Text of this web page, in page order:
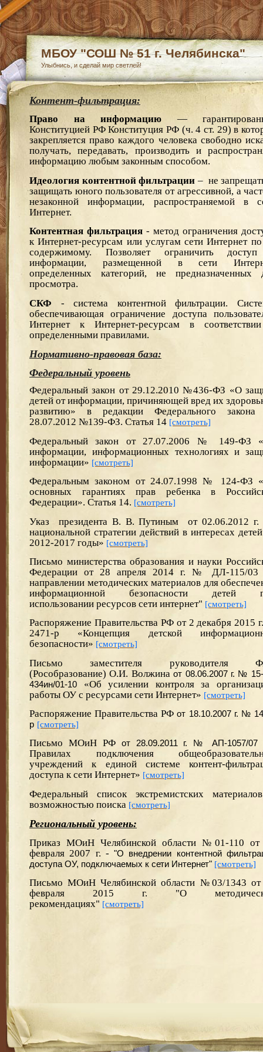
МБОУ "СОШ № 51 г. Челябинска"
Улыбнись, и сделай мир светлей!
Контент-фильтрация:
Право на информацию —
Конституцией РФ Конституция РФ (ч. 4 ст. 29) в
закрепляется право каждого человека свободно
получать, передавать, производить и
информацию любым законным способом.
Идеология контентной фильтрации – не
защищать юного пользователя от агрессивной, а
незаконной информации, распространяемой в
Интернет.
Контентная фильтрация - метод ограничения
к Интернет-ресурсам или услугам сети Интернет
содержимому. Позволяет ограничить
информации, размещенной в сети
определенных категорий, не предназначенных
просмотра.
СКФ - система контентной фильтрации. Сис
обеспечивающая ограничение доступа
Интернет к Интернет-ресурсам в
определенными правилами.
Нормативно-правовая база:
Федеральный уровень
Федеральный закон от 29.12.2010 №436-ФЗ «О
детей от информации, причиняющей вред их
развитию» в редакции Федерального закона
28.07.2012 №139-ФЗ. Статья 14 [смотреть]
Федеральный закон от 27.07.2006 № 149-ФЗ
информации, информационных технологиях и
информации» [смотреть]
Федеральным законом от 24.07.1998 № 124-ФЗ
основных гарантиях прав ребенка в
Федерации». Статья 14. [смотреть]
Указ президента В. В. Путиным от 02.06.2012
национальной стратегии действий в интересах
2012-2017 годы» [смотреть]
Письмо министерства образования и науки
Федерации от 28 апреля 2014 г. № ДЛ-115/
направлении методических материалов для
информационной безопасности детей
использовании ресурсов сети интернет" [смотреть]
Распоряжение Правительства РФ от 2 декабря 2015
2471-р «Концепция детской
безопасности» [смотреть]
Письмо заместителя руководителя
(Рособразование) О.И. Волжинаот 08.06.2007 г. №
434ин/01-10 «Об усилении контроля за
работы ОУ с ресурсами сети Интернет» [смотреть]
Распоряжение Правительства РФот 18.10.2007 г. №
р [смотреть]
Письмо МОиН РФ от 28.09.2011 г. № АП-1057/07
Правилах подключения
учреждений к единой системе контент-
доступа к сети Интернет» [смотреть]
Федеральный список экстремистских
возможностью поиска [смотреть]
Региональный уровень:
Приказ МОиН Челябинской области №01-110
февраля 2007 г. -"О внедрении контентной
доступа ОУ, подключаемых к сети Интернет" [смотреть]
Письмо МОиН Челябинской области №03/1343
февраля 2015 г. "О
рекомендациях" [смотреть]